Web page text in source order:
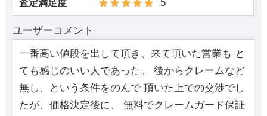
査定満足度 5
ユーザーコメント
一番高い値段を出して頂き、来て頂いた営業も と
ても感じのいい人であった。 後からクレームなど
無し、という条件をのんで 頂いた上での交渉でし
たが、価格決定後に、 無料でクレームガード保証